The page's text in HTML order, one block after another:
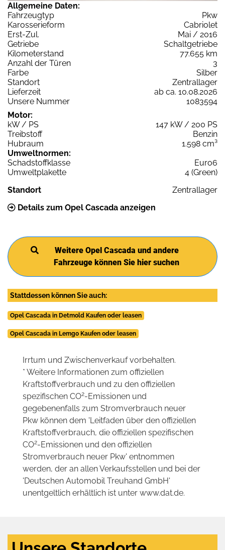
Allgemeine Daten:
Fahrzeugtyp
Pkw
Karosserieform
Cabriolet
Erst-Zul.
Mai / 2016
Getriebe
Schaltgetriebe
Kilometerstand
77.655 km
Anzahl der Türen
3
Farbe
Silber
Standort
Zentrallager
Lieferzeit
ab ca. 10.08.2026
Unsere Nummer
1083594
Motor:
kW / PS
147 kW / 200 PS
Treibstoff
Benzin
Hubraum
1.598 cm³
Umweltnormen:
Schadstoffklasse
Euro6
Umweltplakette
4 (Green)
Standort
Zentrallager
Details zum Opel Cascada anzeigen
Weitere Opel Cascada und andere
Fahrzeuge können Sie hier suchen
Stattdessen können Sie auch:
Opel Cascada in Detmold Kaufen oder leasen
Opel Cascada in Lemgo Kaufen oder leasen
Irrtum und Zwischenverkauf vorbehalten.
* Weitere Informationen zum offiziellen
Kraftstoffverbrauch und zu den offiziellen
spezifischen CO2-Emissionen und
gegebenenfalls zum Stromverbrauch neuer
Pkw können dem 'Leitfaden über den offiziellen
Kraftstoffverbrauch, die offiziellen spezifischen
CO2-Emissionen und den offiziellen
Stromverbrauch neuer Pkw' entnommen
werden, der an allen Verkaufsstellen und bei der
'Deutschen Automobil Treuhand GmbH'
unentgeltlich erhältlich ist unter www.dat.de.